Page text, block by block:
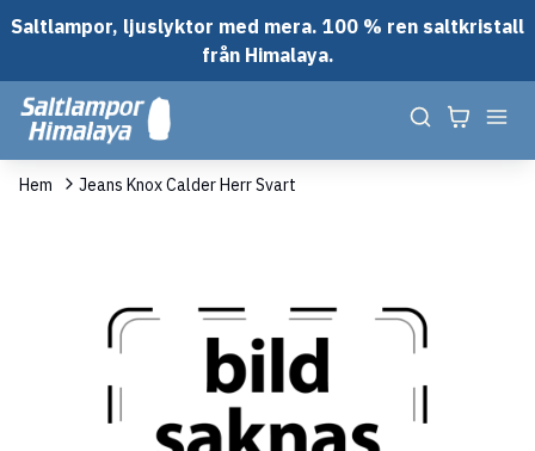
Saltlampor, ljuslyktor med mera. 100 % ren saltkristall
från Himalaya.
Hem Jeans Knox Calder Herr Svart